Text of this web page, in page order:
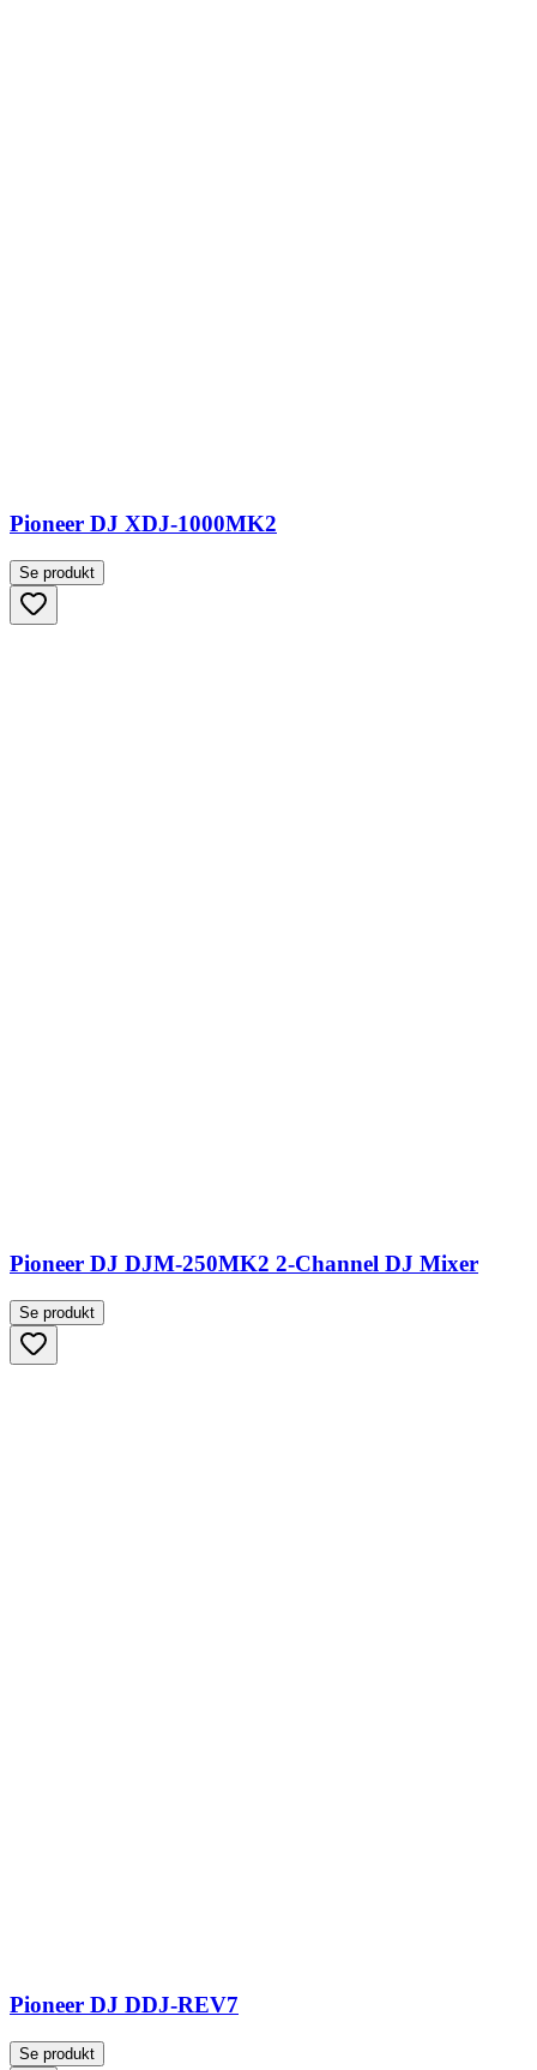
Pioneer DJ XDJ-1000MK2
Se produkt
Pioneer DJ DJM-250MK2 2-Channel DJ Mixer
Se produkt
Pioneer DJ DDJ-REV7
Se produkt